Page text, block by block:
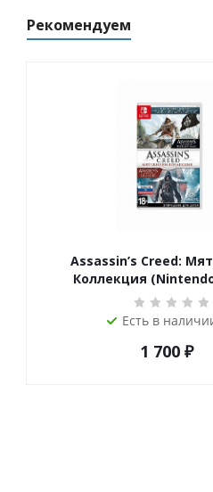
Рекомендуем
Assassin’s Creed:
Коллекция
Есть в
1 700 ₽